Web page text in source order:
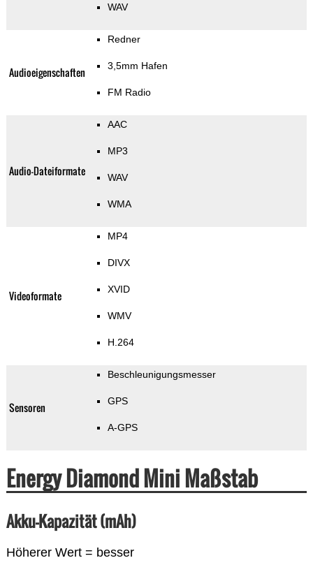
WAV
Audioeigenschaften
Redner
3,5mm Hafen
FM Radio
Audio-Dateiformate
AAC
MP3
WAV
WMA
Videoformate
MP4
DIVX
XVID
WMV
H.264
Sensoren
Beschleunigungsmesser
GPS
A-GPS
Energy Diamond Mini Maßstab
Akku-Kapazität (mAh)
Höherer Wert = besser